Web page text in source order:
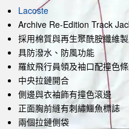
Lacoste
Archive Re-Edition Track
採用棉質與再生聚酰胺纖維
具防潑水、防風功能
羅紋飛行員領及袖口配撞色
中央拉鏈開合
側邊與衣袖飾有撞色滾邊
正面胸前縫有刺繡鱷魚標誌
兩個拉鏈側袋